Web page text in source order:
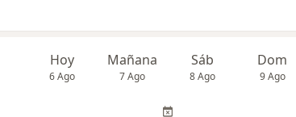
Hoy
6 Ago
Mañana
7 Ago
Sáb
8 Ago
Dom
9 Ago